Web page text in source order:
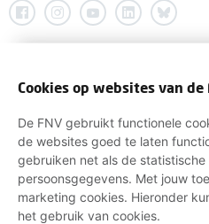
Cookies op websites van de
De FNV gebruikt functionele
de websites goed te laten
gebruiken net als de statistische
persoonsgegevens. Met jouw
marketing cookies. Hieronder
het gebruik van cookies.